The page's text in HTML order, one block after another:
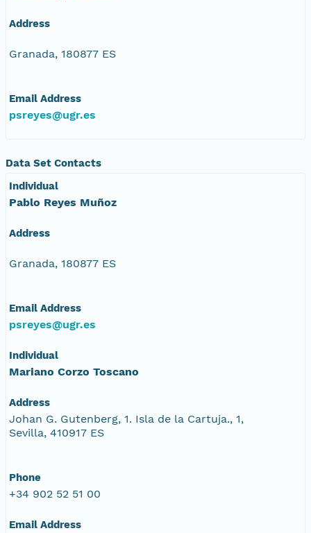
Address
Granada, 180877 ES
Email Address
psreyes@ugr.es
Data Set Contacts
Individual
Pablo Reyes Muñoz
Address
Granada, 180877 ES
Email Address
psreyes@ugr.es
Individual
Mariano Corzo Toscano
Address
Johan G. Gutenberg, 1. Isla de la Cartuja., 1,
Sevilla, 410917 ES
Phone
+34 902 52 51 00
Email Address